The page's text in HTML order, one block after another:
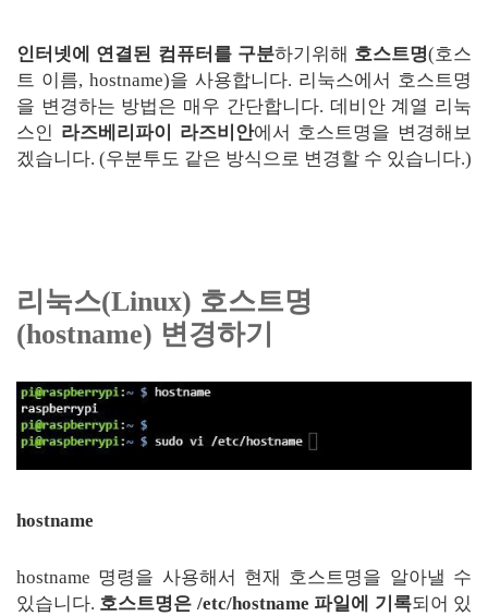
인터넷에 연결된 컴퓨터를 구분하기위해 호스트명(호스
트 이름, hostname)을 사용합니다. 리눅스에서 호스트명
을 변경하는 방법은 매우 간단합니다. 데비안 계열 리눅
스인 라즈베리파이 라즈비안에서 호스트명을 변경해보
겠습니다. (우분투도 같은 방식으로 변경할 수 있습니다.)
리눅스(Linux) 호스트명
(hostname) 변경하기
hostname
hostname 명령을 사용해서 현재 호스트명을 알아낼 수
있습니다. 호스트명은 /etc/hostname 파일에 기록되어 있